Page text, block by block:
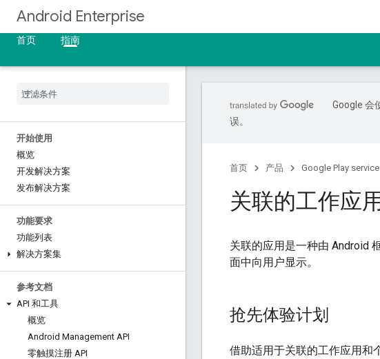
Android Enterprise
首页
指南
开始使用
概览
开发解决方案
发布解决方案
功能要求
功能列表
解决方案集
参考文档
API 和工具
概览
Android Management API
零触摸注册 API
Google 会
误。
首页 产品 Google Play
关联的工作应
关联的应用是一种由 Android
面中向用户显示。
抢先体验计划
借助适用于关联的工作应用和